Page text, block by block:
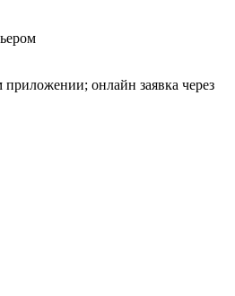
онлайн заявка через